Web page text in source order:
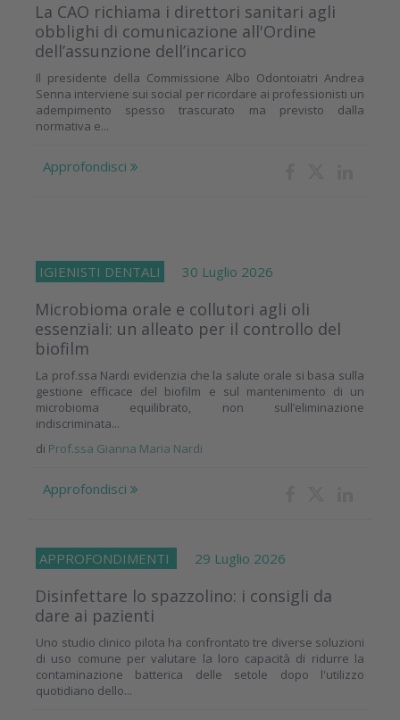
La CAO richiama i direttori sanitari agli
obblighi di comunicazione all'Ordine
dell’assunzione dell’incarico
Il presidente della Commissione Albo Odontoiatri Andrea
Senna interviene sui social per ricordare ai professionisti un
adempimento spesso trascurato ma previsto dalla
normativa e...
Approfondisci
IGIENISTI DENTALI 30 Luglio 2026
Microbioma orale e collutori agli oli
essenziali: un alleato per il controllo del
biofilm
La prof.ssa Nardi evidenzia che la salute orale si basa sulla
gestione efficace del biofilm e sul mantenimento di un
microbioma equilibrato, non sull’eliminazione
indiscriminata...
di Prof.ssa Gianna Maria Nardi
Approfondisci
APPROFONDIMENTI 29 Luglio 2026
Disinfettare lo spazzolino: i consigli da
dare ai pazienti
Uno studio clinico pilota ha confrontato tre diverse soluzioni
di uso comune per valutare la loro capacità di ridurre la
contaminazione batterica delle setole dopo l'utilizzo
quotidiano dello...